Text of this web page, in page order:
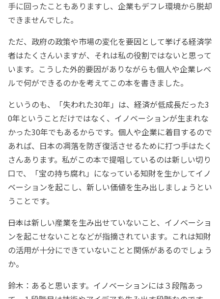
手に回ったこともありますし、企業もデフレ環境から脱却
できませんでした。
ただ、政府の政策や市場の変化を要因として挙げる経済学
者はたくさんいますが、それは私の役割ではないと思って
います。こうした外的要因がありながらも個人や企業レベ
ルで何ができるのかを考えてこの本を書きました。
というのも、「失われた30年」は、経済が低成長だった3
0年ということだけではなく、イノベーションが生まれな
かった30年でもあるからです。個人や企業に着目するので
あれば、日本の凋落を防ぎ復活させるために打つ手はたく
さんあります。私がこの本で提唱しているのは新しい切り
口で、「宝の持ち腐れ」になっている知財を生かしてイノ
ベーションを起こし、新しい価値を生み出しましょうとい
うことです。
――日本は新しい産業を生み出せていないこと、イノベーショ
ンを起こせないことなどが指摘されています。これは知財
の活用が十分にできていないことと関係があるのでしょう
か。
鈴木：あると思います。イノベーションには３段階あっ